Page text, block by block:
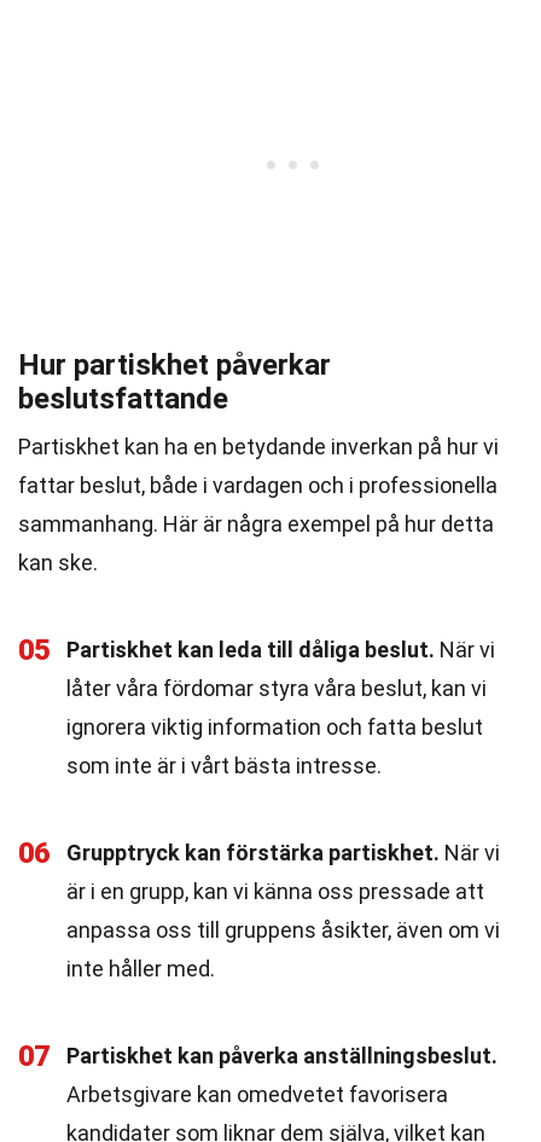
Hur partiskhet påverkar
beslutsfattande
Partiskhet kan ha en betydande inverkan på hur vi
fattar beslut, både i vardagen och i professionella
sammanhang. Här är några exempel på hur detta
kan ske.
05 Partiskhet kan leda till dåliga beslut. När vi
låter våra fördomar styra våra beslut, kan vi
ignorera viktig information och fatta beslut
som inte är i vårt bästa intresse.
06 Grupptryck kan förstärka partiskhet. När vi
är i en grupp, kan vi känna oss pressade att
anpassa oss till gruppens åsikter, även om vi
inte håller med.
07
Partiskhet kan påverka anställningsbeslut.
Arbetsgivare kan omedvetet favorisera
kandidater som liknar dem själva, vilket kan